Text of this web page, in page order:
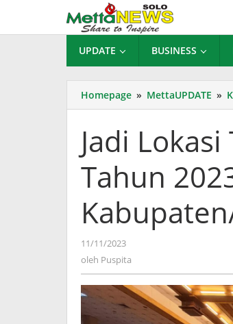
konten
UPDATE BUSINESS
Homepage » MettaUPDATE »
Jadi
Tahun
11/11/2023
oleh Puspita